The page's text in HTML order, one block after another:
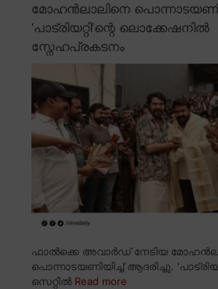
മോഹൻലാലിനെ
‘പാട്രിയറ്റി’ന്റെ ലൊക്കേഷനിൽ
സ്നേഹപ്രകടനം
ഫാൽക്കെ അവാർഡ് നേടിയ
പൊന്നാടയണിയിച്ച് ആദരിച്ചു.
സെറ്റിൽ Read more